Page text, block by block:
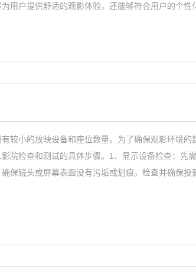
用户提供舒适的观影体验，还能够符合用户的个性
较小的放映设备和座位数量。为了确保观影环境的
院检查和测试的具体步骤。1、显示设备检查：先
保镜头或屏幕表面没有污垢或划痕。检查并确保投